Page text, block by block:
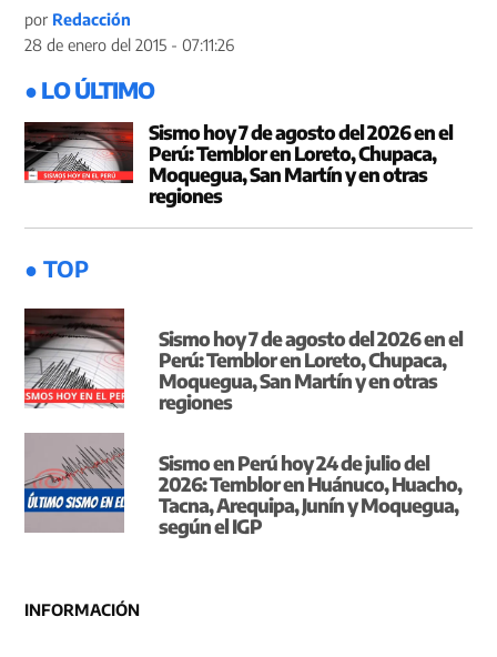
por Redacción
28 de enero del 2015 - 07:11:26
● LO ÚLTIMO
Sismo hoy 7 de agosto del 2026 en el
Perú: Temblor en Loreto, Chupaca,
Moquegua, San Martín y en otras
regiones
● TOP
Sismo hoy 7 de agosto del 2026 en el
Perú: Temblor en Loreto, Chupaca,
Moquegua, San Martín y en otras
regiones
Sismo en Perú hoy 24 de julio del
2026: Temblor en Huánuco, Huacho,
Tacna, Arequipa, Junín y Moquegua,
según el IGP
INFORMACIÓN